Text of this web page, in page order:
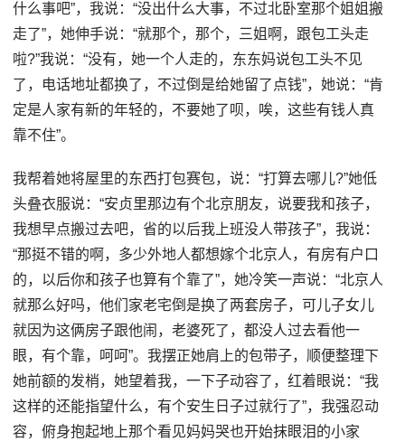
什么事吧”，我说：“没出什么大事，不过北卧室那个姐姐搬
走了”，她伸手说：“就那个，那个，三姐啊，跟包工头走
啦?”我说：“没有，她一个人走的，东东妈说包工头不见
了，电话地址都换了，不过倒是给她留了点钱”，她说：“肯
定是人家有新的年轻的，不要她了呗，唉，这些有钱人真
靠不住”。
我帮着她将屋里的东西打包赛包，说：“打算去哪儿?”她低
头叠衣服说：“安贞里那边有个北京朋友，说要我和孩子，
我想早点搬过去吧，省的以后我上班没人带孩子”，我说：
“那挺不错的啊，多少外地人都想嫁个北京人，有房有户口
的，以后你和孩子也算有个靠了”，她冷笑一声说：“北京人
就那么好吗，他们家老宅倒是换了两套房子，可儿子女儿
就因为这俩房子跟他闹，老婆死了，都没人过去看他一
眼，有个靠，呵呵”。我摆正她肩上的包带子，顺便整理下
她前额的发梢，她望着我，一下子动容了，红着眼说：“我
这样的还能指望什么，有个安生日子过就行了”，我强忍动
容，俯身抱起地上那个看见妈妈哭也开始抹眼泪的小家